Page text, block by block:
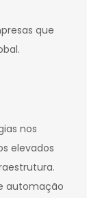
que
nos
elevados
automação